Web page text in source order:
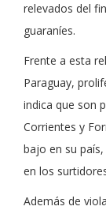
relevados del
guaraníes.
Frente a esta
Paraguay,
indica que son
Corrientes y
bajo en su
en los
Además de